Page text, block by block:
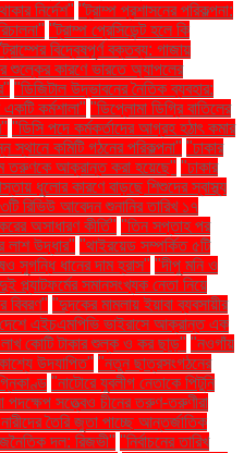
নির্দেশ" "ট্রাম্প প্রশাসনের পরিকল্পনা:
"ট্রাম্প প্রেসিডেন্ট হলে কি
বিদ্বেষপূর্ণ বক্তব্য: গাজায়
শুল্কের কারণে ভারতে অ্যাপলের
"ডিজিটাল উদ্ভাবনের নৈতিক ব্যবহার:
কর্মশালা" "ডিপ্লোমা ডিগ্রি বাতিলের
"ডিসি পদে কর্মকর্তাদের আগ্রহ হঠাৎ কমার
স্থানে কমিটি গঠনের পরিকল্পনা" "ঢাকার
তরুণকে আক্রান্ত করা হয়েছে" "ঢাকার
ধুলোর কারণে বাড়ছে শিশুদের স্বাস্থ্য
রিভিউ আবেদন শুনানির তারিখ ১৭
অসাধারণ কীর্তি" "তিন সপ্তাহ পর
লাশ উদ্ধার" "থাইরয়েড সম্পর্কিত ৫টি
সুগন্ধি ধানের দাম হ্রাস" "দীপু মনি ও
প্ল্যাটফর্মের সমানসংখ্যক নেতা নিয়ে
বিবরণ" "দুদকের মামলায় ইয়াবা ব্যবসায়ীর
এইচএমপিভি ভাইরাসে আক্রান্ত এক
কোটি টাকার শুল্ক ও কর ছাড়" "নওগাঁয়
উদযাপিত" "নতুন ছাত্রসংগঠনের
"নাটোরে যুবলীগ নেতাকে পিটুনি
পদক্ষেপ সত্ত্বেও চীনের তরুণ-তরুণীরা
তৈরি জুতা পাচ্ছে আন্তর্জাতিক
দল: রিজভী" "নির্বাচনের তারিখ